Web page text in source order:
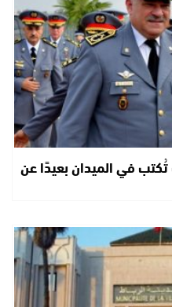
في الميدان بعيدًا عن